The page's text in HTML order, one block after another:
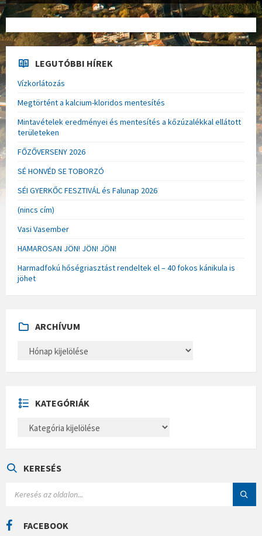
LEGUTÓBBI HÍREK
Vízkorlátozás
Megtörtént a kalcium-kloridos mentesítés
Mintavételek eredményei és mentesítés a kőzúzalékkal ellátott
területeken
FŐZŐVERSENY 2026
SÉ HONVÉD SE TOBORZÓ
SÉI GYERKŐC FESZTIVÁL és Falunap 2026
(nincs cím)
Vasi Vasember
HAMAROSAN JÖN! JÖN! JÖN!
Harmadfokú hőségriasztást rendeltek el – 40 fokos kánikula is
jöhet
ARCHÍVUM
H
U
M
KATEGÓRIÁK
E
Á
KERESÉS
C
H
FACEBOOK